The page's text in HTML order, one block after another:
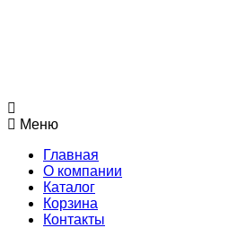
Меню
Главная
О компании
Каталог
Корзина
Контакты